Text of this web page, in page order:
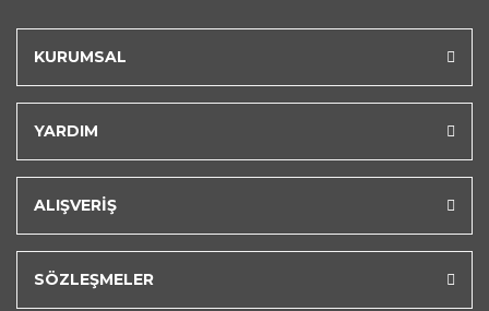
KURUMSAL
YARDIM
ALIŞVERİŞ
SÖZLEŞMELER